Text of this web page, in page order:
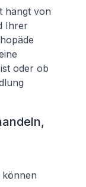
hängt von
Ihrer
oder ob
können